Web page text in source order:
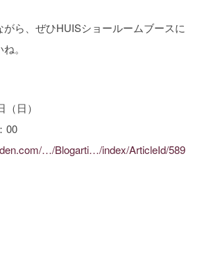
ら、ぜひHUISショールームブースに
。
日）
00
…/Blogarti…/index/ArticleId/589